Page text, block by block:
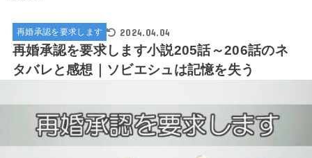
再婚承認を要求します 2024.04.04
再婚承認を要求します小説205話～206話のネ
タバレと感想｜ソビエシュは記憶を失う